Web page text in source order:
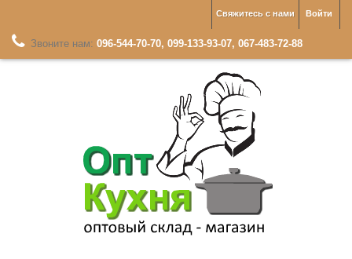
Войти
Свяжитесь с нами
Звоните нам: 096-544-70-70, 099-133-93-07, 067-483-72-88